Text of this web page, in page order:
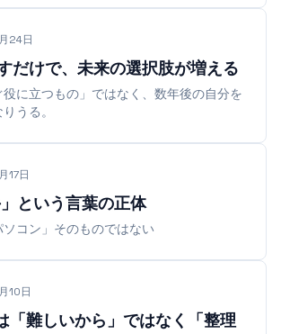
24日
だけで、未来の選択肢が増える
に立つもの」ではなく、数年後の自分を
うる。
17日
」という言葉の正体
コン」そのものではない
10日
「難しいから」ではなく「整理